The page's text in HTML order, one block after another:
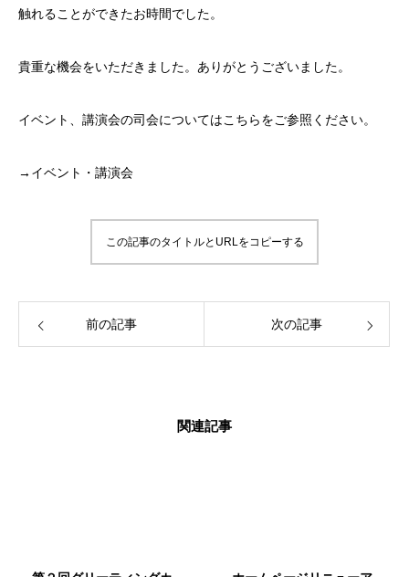
触れることができたお時間でした。
貴重な機会をいただきました。ありがとうございました。
イベント、講演会の司会についてはこちらをご参照ください。
→イベント・講演会
この記事のタイトルとURLをコピーする
前の記事 次の記事
関連記事